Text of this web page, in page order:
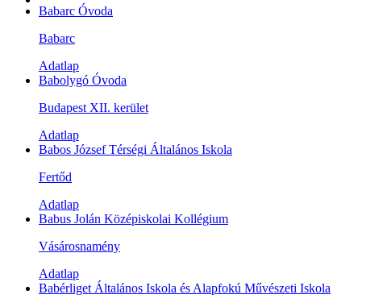
Babarc Óvoda
Babarc
Adatlap
Babolygó Óvoda
Budapest XII. kerület
Adatlap
Babos József Térségi Általános Iskola
Fertőd
Adatlap
Babus Jolán Középiskolai Kollégium
Vásárosnamény
Adatlap
Babérliget Általános Iskola és Alapfokú Művészeti Iskola